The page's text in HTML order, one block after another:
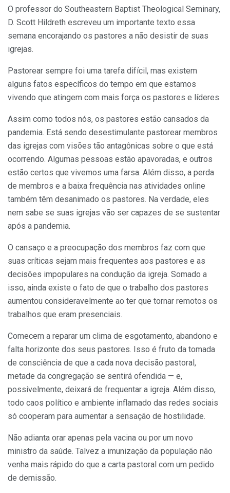
O professor do Southeastern Baptist Theological Seminary,
D. Scott Hildreth escreveu um importante texto essa
semana encorajando os pastores a não desistir de suas
igrejas.
Pastorear sempre foi uma tarefa difícil, mas existem
alguns fatos específicos do tempo em que estamos
vivendo que atingem com mais força os pastores e líderes.
Assim como todos nós, os pastores estão cansados da
pandemia. Está sendo desestimulante pastorear membros
das igrejas com visões tão antagônicas sobre o que está
ocorrendo. Algumas pessoas estão apavoradas, e outros
estão certos que vivemos uma farsa. Além disso, a perda
de membros e a baixa frequência nas atividades online
também têm desanimado os pastores. Na verdade, eles
nem sabe se suas igrejas vão ser capazes de se sustentar
após a pandemia.
O cansaço e a preocupação dos membros faz com que
suas críticas sejam mais frequentes aos pastores e as
decisões impopulares na condução da igreja. Somado a
isso, ainda existe o fato de que o trabalho dos pastores
aumentou consideravelmente ao ter que tornar remotos os
trabalhos que eram presenciais.
Comecem a reparar um clima de esgotamento, abandono e
falta horizonte dos seus pastores. Isso é fruto da tomada
de consciência de que a cada nova decisão pastoral,
metade da congregação se sentirá ofendida — e,
possivelmente, deixará de frequentar a igreja. Além disso,
todo caos político e ambiente inflamado das redes sociais
só cooperam para aumentar a sensação de hostilidade.
Não adianta orar apenas pela vacina ou por um novo
ministro da saúde. Talvez a imunização da população não
venha mais rápido do que a carta pastoral com um pedido
de demissão.